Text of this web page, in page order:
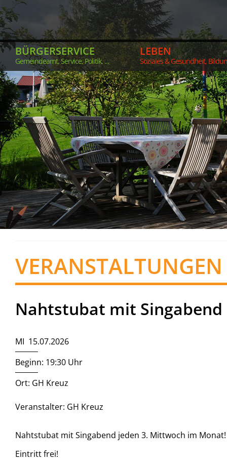
BÜRGERSERVICE
Gemeindeamt, Service, Politik, ...
LEBEN
Soziales & Gesundheit,
VERANSTALTUNGEN
Nahtstubat mit Singabend
MI 15.07.2026
Beginn: 19:30 Uhr
Ort: GH Kreuz
Veranstalter: GH Kreuz
Nahtstubat mit Singabend jeden 3. Mittwoch im Monat!
Eintritt frei!